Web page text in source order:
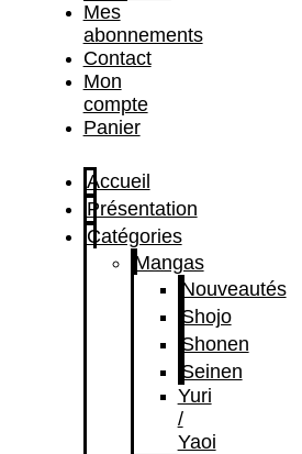
Mes
abonnements
Contact
Mon
compte
Panier
Accueil
Présentation
Catégories
Mangas
Nouveautés
Shojo
Shonen
Seinen
Yuri
/
Yaoi